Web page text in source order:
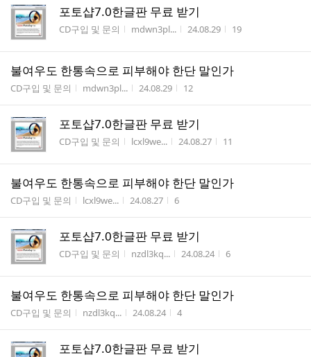
포토샵7.0한글판 무료 받기
게시판명
CD구입 및 문의 작성자
mdwn3pl... 작성시간
24.08.29 조회수
19
불여우도 한통속으로 피부해야 한단 말인가
게시판명
CD구입 및 문의 작성자
mdwn3pl... 작성시간
24.08.29 조회수
12
포토샵7.0한글판 무료 받기
게시판명
CD구입 및 문의 작성자
lcxl9we... 작성시간
24.08.27 조회수
11
불여우도 한통속으로 피부해야 한단 말인가
게시판명
CD구입 및 문의 작성자
lcxl9we... 작성시간
24.08.27 조회수
6
포토샵7.0한글판 무료 받기
게시판명
CD구입 및 문의 작성자
nzdl3kq... 작성시간
24.08.24 조회수
6
불여우도 한통속으로 피부해야 한단 말인가
게시판명
CD구입 및 문의 작성자
nzdl3kq... 작성시간
24.08.24 조회수
4
포토샵7.0한글판 무료 받기